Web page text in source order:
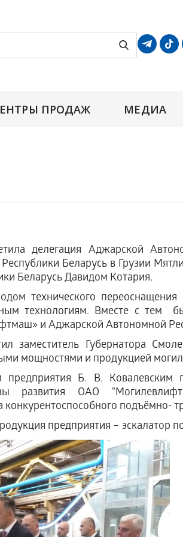
ПРОДАЖ МЕДИА
делегация Аджарской
Беларусь в Грузии
Беларусь Давидом Котария.
технического
технологиям. Вместе с тем
и Аджарской Автономной
заместитель Губернатора
мощностями и продукцией
Б. В. Ковалевским
развития ОАО
подъёмно-
предприятия – эскалатор